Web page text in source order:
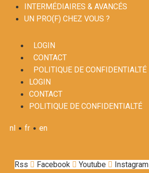
INTERMÉDIAIRES & AVANCÉS
UN PRO(F) CHEZ VOUS ?
LOGIN
CONTACT
POLITIQUE DE CONFIDENTIALTÉ
LOGIN
CONTACT
POLITIQUE DE CONFIDENTIALTÉ
nl • fr • en
Rss Facebook Youtube Instagram